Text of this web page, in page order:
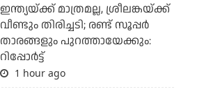
ഇന്ത്യയ്ക്ക് മാത്രമല്ല, ശ്രീലങ്കയ്ക്ക്
വീണ്ടും തിരിച്ചടി; രണ്ട് സൂപ്പര്‍
താരങ്ങളും പുറത്തായേക്കും:
റിപ്പോര്‍ട്ട്
1 hour ago